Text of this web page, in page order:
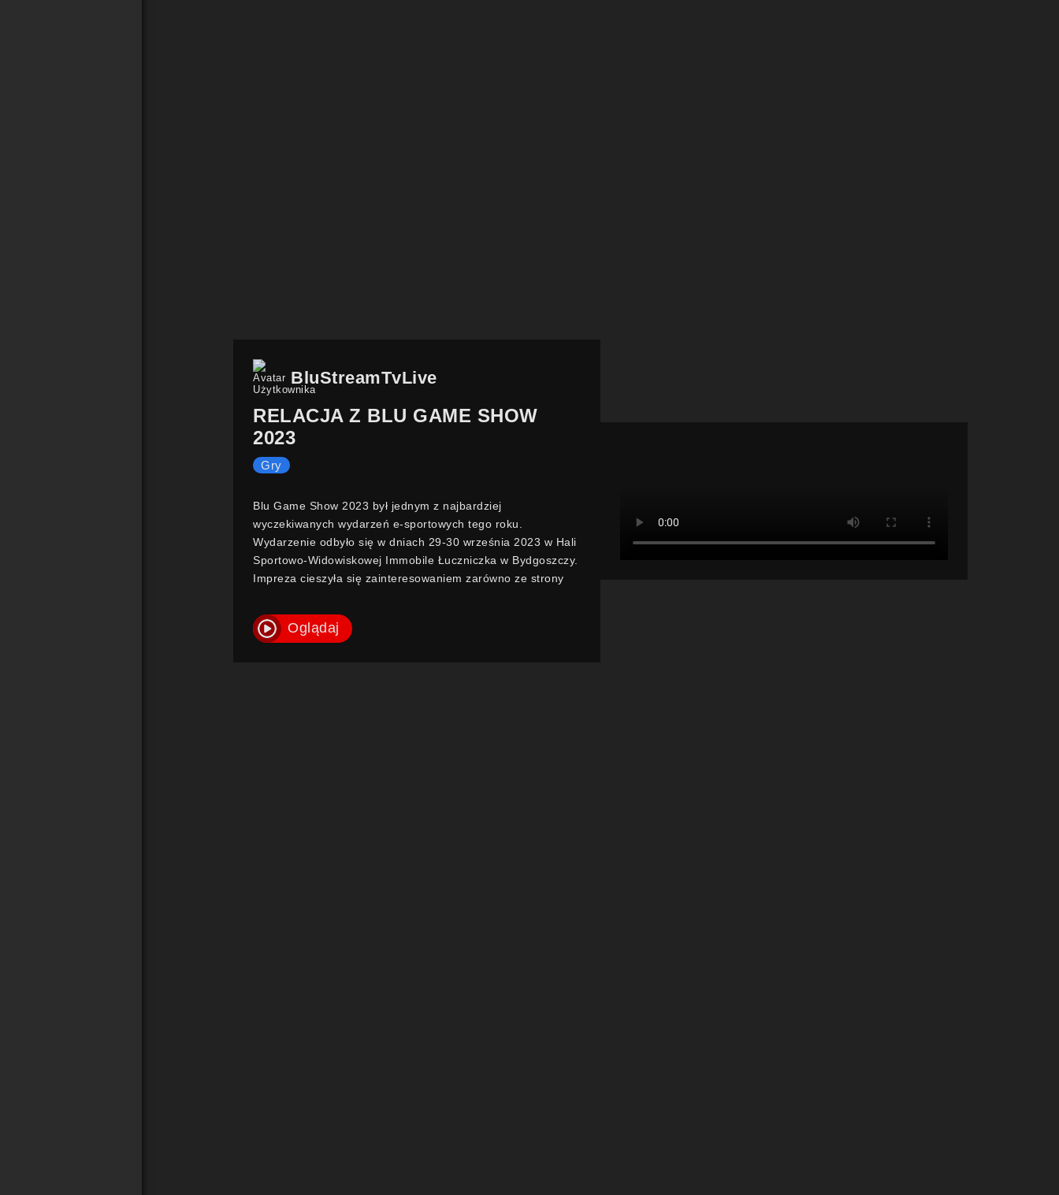
BluStreamTvLive
RELACJA Z BLU GAME SHOW
2023
Gry
Blu Game Show 2023 był jednym z najbardziej
wyczekiwanych wydarzeń e-sportowych tego roku.
Wydarzenie odbyło się w dniach 29-30 września 2023 w Hali
Sportowo-Widowiskowej Immobile Łuczniczka w Bydgoszczy.
Impreza cieszyła się zainteresowaniem zarówno ze strony
Wydarzenie uzyskało wsparcie od ważnych instytucji, takich
jak Ministerstwo Sportu i Turystyki, Marszałek Województwa
Oglądaj